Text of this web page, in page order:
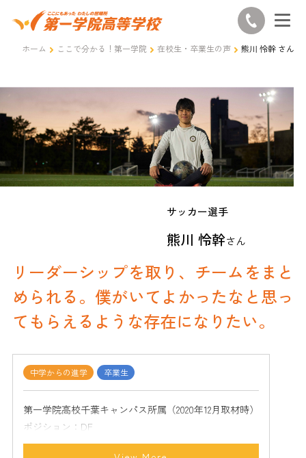
ホーム ここで分かる！第一学院 在校生・卒業生の声 熊川 怜幹 さん
リーダーシップを取り、チームをまと
められる。僕がいてよかったなと思っ
てもらえるような存在になりたい。
サッカー選手
熊川 怜幹さん
中学からの進学 卒業生
第一学院高校千葉キャンパス所属（2020年12月取材時）
ポジション：DF
経歴：会津サントスFC - SOLTILO CHIBA FC U-18